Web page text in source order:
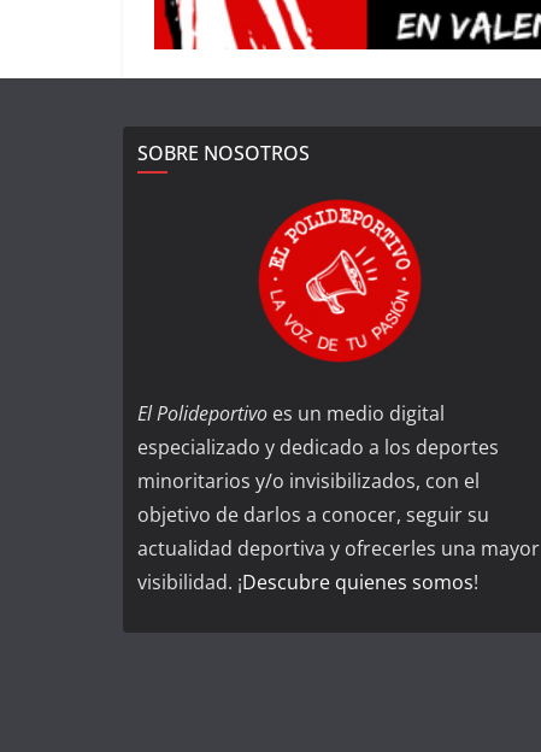
SOBRE NOSOTROS
El Polideportivo es un medio digital
especializado y dedicado a los deportes
minoritarios y/o invisibilizados, con el
objetivo de darlos a conocer, seguir su
actualidad deportiva y ofrecerles una mayor
visibilidad. ¡Descubre quienes somos!